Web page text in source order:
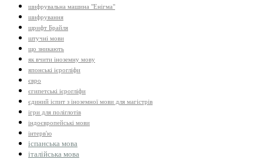
шифрувальна машина "Енігма"
шифрування
шрифт Брайля
штучні мови
що зникають
як вчити іноземну мову
японські ієрогліфи
євро
єгипетські ієрогліфи
єдиний іспит з іноземної мови для магістрів
ігри для поліглотів
індоєвропейські мови
інтерв'ю
іспанська мова
італійська мова